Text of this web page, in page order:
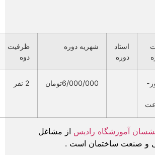
استاد
دوره
شهریه دوره
ظرفیت
دوه
6/000/000تومان 2 نفر
آموزشگاه رادیس از مشاغل
و صنعت ساختمان است .